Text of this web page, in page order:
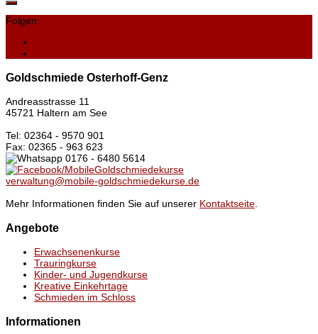
Folgen:
Goldschmiede Osterhoff-Genz
Andreasstrasse 11
45721 Haltern am See
Tel: 02364 - 9570 901
Fax: 02365 - 963 623
0176 - 6480 5614
/MobileGoldschmiedekurse
verwaltung@mobile-goldschmiedekurse.de
Mehr Informationen finden Sie auf unserer Kontaktseite.
Angebote
Erwachsenenkurse
Trauringkurse
Kinder- und Jugendkurse
Kreative Einkehrtage
Schmieden im Schloss
Informationen